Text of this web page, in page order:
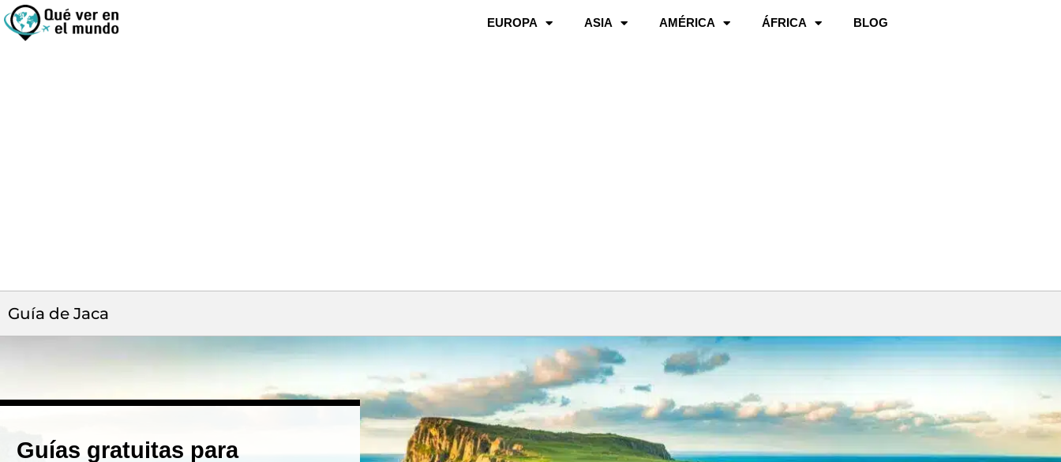
EUROPA ASIA AMÉRICA ÁFRICA BLOG
Guía de Jaca
Guías gratuitas para